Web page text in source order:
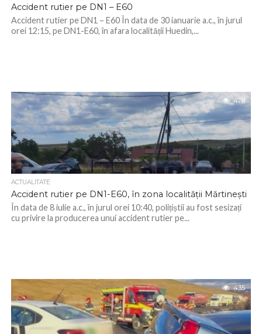
Accident rutier pe DN1 – E60
Accident rutier pe DN1 – E60 În data de 30 ianuarie a.c., în jurul
orei 12:15, pe DN1-E60, în afara localității Huedin,...
478
ACTUALITATE
Accident rutier pe DN1-E60, în zona localității Mărtinești
În data de 8 iulie a.c., în jurul orei 10:40, polițiștii au fost sesizați
cu privire la producerea unui accident rutier pe...
435